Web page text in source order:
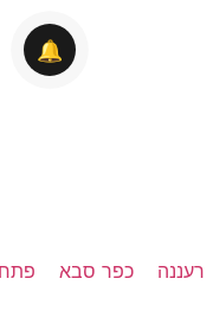
רעננה כפר סבא
🔔